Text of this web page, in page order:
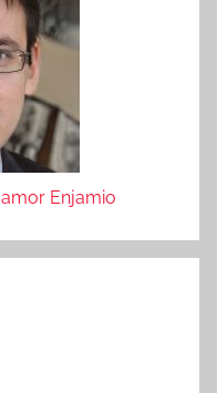
Enjamio